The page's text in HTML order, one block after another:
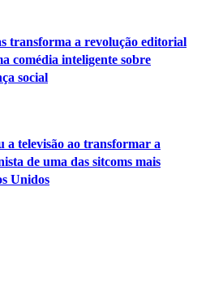
transforma a revolução editorial
comédia inteligente sobre
social
televisão ao transformar a
de uma das sitcoms mais
Unidos